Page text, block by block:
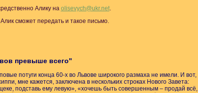
Алику на olisevych@ukr.net.
сможет передать и такое письмо.
превыше всего"
потуги конца 60-х во Львове широкого размаха не имели. И вот,
мне кажется, заключена в нескольких строках Нового Завета:
подставь ему левую», «хочешь быть совершенным – продай всё,